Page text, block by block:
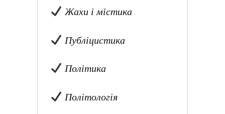
Жахи і містика
Публіцистика
Політика
Політологія